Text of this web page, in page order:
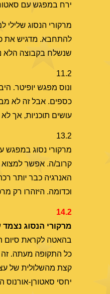
ירח במפגש עם
מרקורי הנסוג
להתחבא. מדגיש את
שנשלח בקבוצה הלא
11.2
ונוס מפגש יופיטר.
כספים. אבל זה לא
עושים תוכניות, אך
13.2
מרקורי נסוג במפגש
קרוב/ה. אפשר למצוא
האנרגיה כבר יותר
וכדומה. היזהרו רק
14.2
מרקורי הנסוג נצמד
כל התקופה מעתה. זה
קצת מהשלולית של